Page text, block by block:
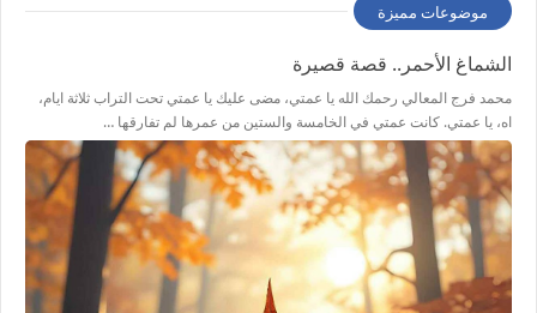
موضوعات مميزة
الشماغ الأحمر.. قصة قصيرة
محمد فرج المعالي رحمك الله يا عمتي، مضى عليك يا عمتي تحت التراب ثلاثة ايام،
اه، يا عمتي. كانت عمتي في الخامسة والستين من عمرها لم تفارقها …